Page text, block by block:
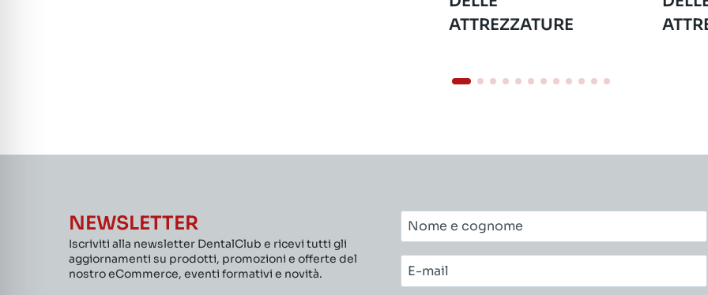
ATTREZZATURE
NEWSLETTER
Iscriviti alla newsletter DentalClub e ricevi tutti gli
aggiornamenti su prodotti, promozioni e offerte del
nostro eCommerce, eventi formativi e novità.
Nome
e
cognome*
E-
mail*